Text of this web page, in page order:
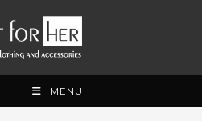
MENU